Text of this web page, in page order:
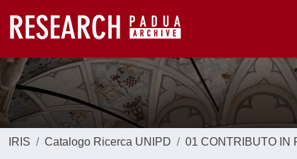
IRIS Catalogo Ricerca UNIPD 01 CONTRIBUTO IN